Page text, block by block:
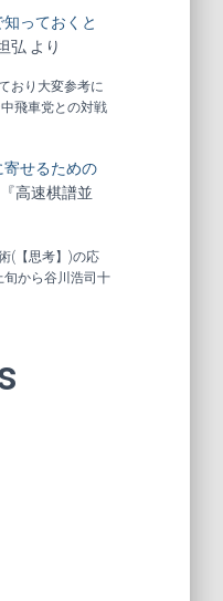
っておくと
弘 より
おり大変参考に
飛車党との対戦
せるための
高速棋譜並
(【思考】)の応
から谷川浩司十